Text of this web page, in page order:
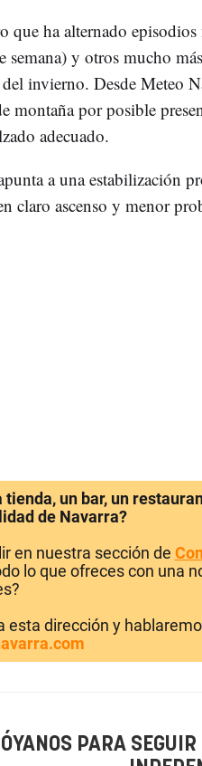
que ha alternado
semana) y otros mucho
invierno. Desde Meteo
montaña por posible
adecuado.
a una estabilización
claro ascenso y menor
tienda, un bar, un
de Navarra?
en nuestra sección de
lo que ofreces con una
esta dirección y
PARA